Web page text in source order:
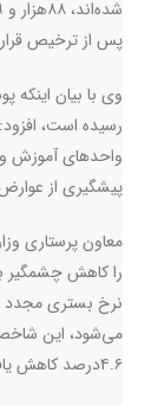
پس از ترخیص قرار
رسیده است،
واحدهای آموزش و
پیشگیری از
معاون پرستاری
را کاهش چشمگیر
می‌شود، این
۴.۶درصد کاهش یافته است.